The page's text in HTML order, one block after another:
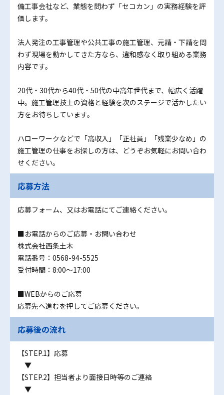
備工事会社など、業態を問わず「セコカン」の実務経験を評
価します。
法人発注の工事管理や公共工事の施工管理、元請・下請を問
わず現場を動かしてきた方なら、違和感なく取り組める業務
内容です。
20代・30代から40代・50代の中高年世代まで、幅広く活躍
中。施工管理技士の資格と経験を次のステージで活かしたい
方をお待ちしています。
ハローワークなどで「高収入」「正社員」「残業少なめ」の
施工管理の仕事をお探しの方は、どうぞお気軽にお問い合わ
せください。
応募方法
応募フォーム、又はお電話にてご連絡ください。
■お電話からのご応募・お問い合わせ
株式会社西条土木
電話番号：0568-94-5525
受付時間：8:00〜17:00
■WEBからのご応募
応募先へ進むを押してご応募ください。
応募後の流れ
【STEP.1】応募
▼
【STEP.2】担当者より面接日時等のご連絡
▼